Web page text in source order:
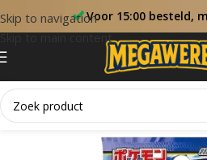
Skip to navigation
Skip to main content
Voor 15:00 besteld,
Home Booster Packs